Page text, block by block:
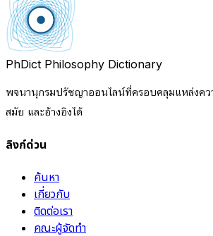
PhDict Philosophy Dictionary
พจนานุกรมปรัชญาออนไลน์ที่ครอบคลุมแหล่งค
สมัย และอ้างอิงได้
ลิงก์ด่วน
ค้นหา
เกี่ยวกับ
ติดต่อเรา
คณะผู้จัดทำ